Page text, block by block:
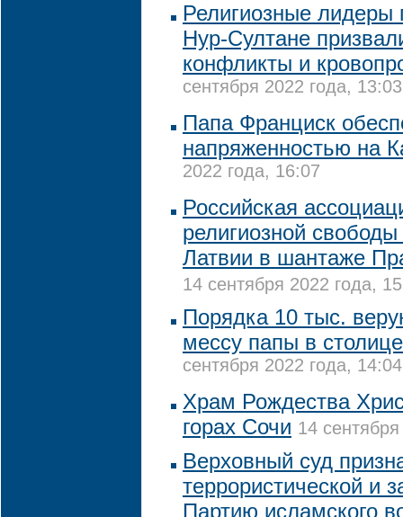
Религиозные лидеры
Нур-Султане
конфликты и
сентября 2022 года, 13:03
Папа Франциск
напряженностью на
2022 года, 16:07
Российская
религиозной
Латвии в шантаже
14 сентября 2022 года,
Порядка 10 тыс.
мессу папы в
сентября 2022 года, 14:04
Храм Рождества
горах Сочи 14
Верховный суд
террористической и
Партию исламского